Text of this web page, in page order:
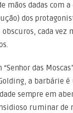
mãos dadas com
dos
cada vez
“Senhor das
a barbárie é
sempre em
ruminar de